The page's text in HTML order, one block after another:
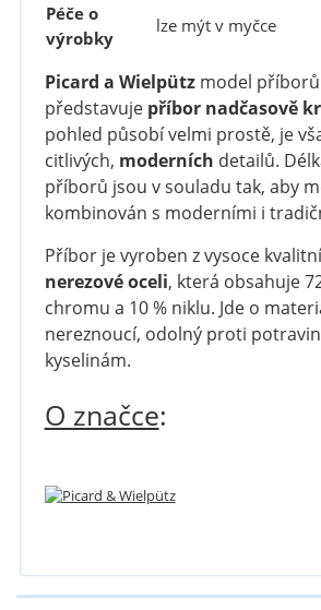
Péče o
výrobky
lze mýt v myčce
Picard a Wielpütz model příborů
představuje příbor nadčasově
pohled působí velmi prostě, je
citlivých, moderních detailů.
příborů jsou v souladu tak, aby
kombinován s moderními i
Příbor je vyroben z vysoce
nerezové oceli, která obsahuje
chromu a 10 % niklu. Jde o
nereznoucí, odolný proti
kyselinám.
O značce: